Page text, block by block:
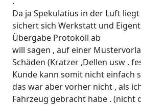
Da ja Spekulatius in der Luft
sichert sich Werkstatt und
Übergabe Protokoll ab
will sagen , auf einer
Schäden (Kratzer ,Dellen usw .
Kunde kann somit nicht einfach
das war aber vorher nicht , als
Fahrzeug gebracht habe . (nicht